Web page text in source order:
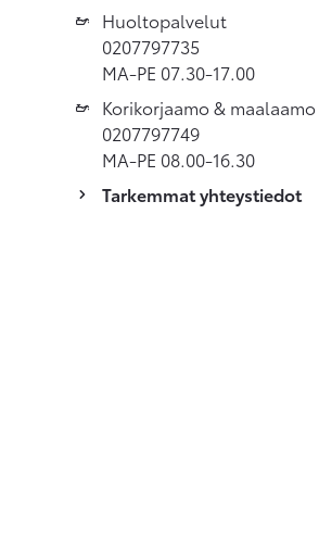
Huoltopalvelut
0207797735
MA-PE 07.30-17.00
Korikorjaamo & maalaamo
0207797749
MA-PE 08.00-16.30
Tarkemmat yhteystiedot